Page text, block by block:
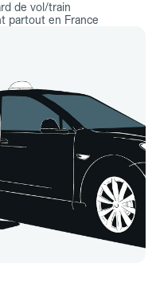
de vol/train
partout en France